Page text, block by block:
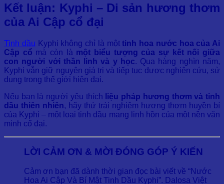
Kết luận: Kyphi – Di sản hương thơm
của Ai Cập cổ đại
Tinh dầu Kyphi không chỉ là mộttinh hoa nước hoa của Ai
Cập cổ mà còn là một biểu tượng của sự kết nối giữa
con người với thần linh và y học. Qua hàng nghìn năm,
Kyphi vẫn giữ nguyên giá trị và tiếp tục được nghiên cứu, sử
dụng trong thế giới hiện đại.
Nếu bạn là người yêu thích liệu pháp hương thơm và tinh
dầu thiên nhiên, hãy thử trải nghiệm hương thơm huyền bí
của Kyphi – một loại tinh dầu mang linh hồn của một nền văn
minh cổ đại.
LỜI CẢM ƠN & MỜI ĐÓNG GÓP Ý KIẾN
Cảm ơn bạn đã dành thời gian đọc bài viết về “Nước
Hoa Ai Cập Và Bí Mật Tinh Dầu Kyphi”. Dalosa Việt